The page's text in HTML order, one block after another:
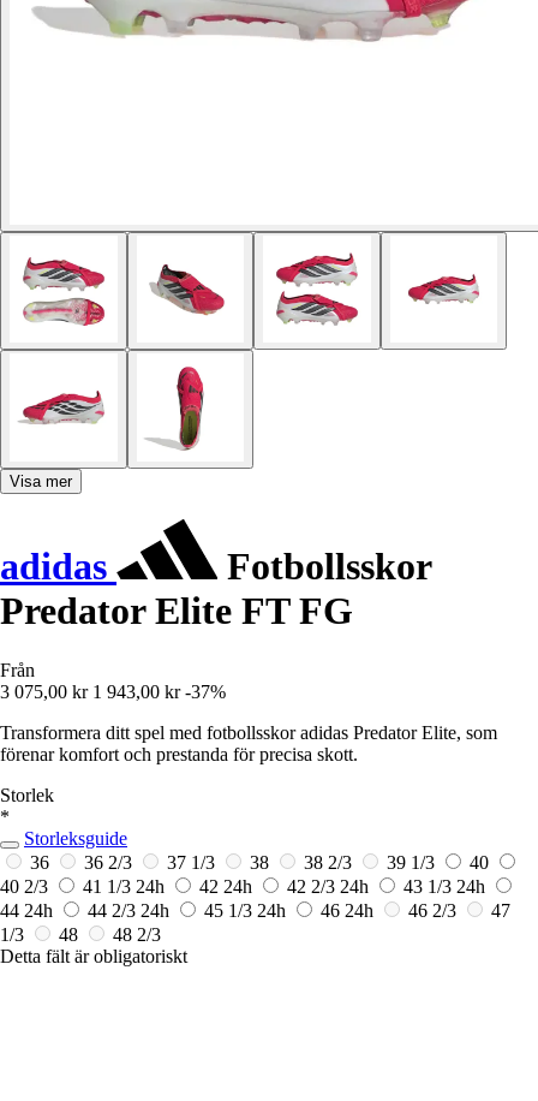
Visa mer
adidas
Fotbollsskor
Predator Elite FT FG
Från
3 075,00 kr 1 943,00 kr -37%
Transformera ditt spel med fotbollsskor adidas Predator Elite, som
förenar komfort och prestanda för precisa skott.
Storlek
*
Storleksguide
36
36 2/3 37 1/3 38 38 2/3 39 1/3
40
40 2/3
41 1/3 24h 42 24h 42 2/3 24h 43 1/3 24h
44 24h 44 2/3 24h 45 1/3 24h 46 24h 46 2/3
47
1/3
48
48 2/3
Detta fält är obligatoriskt